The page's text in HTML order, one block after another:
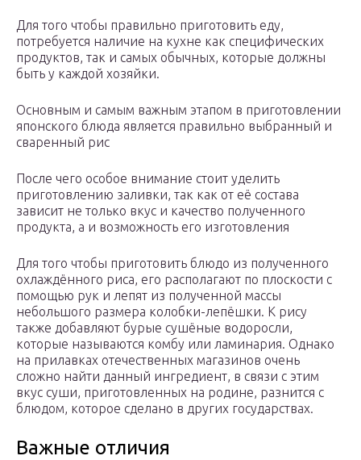
Для того чтобы правильно приготовить еду,
потребуется наличие на кухне как специфических
продуктов, так и самых обычных, которые должны
быть у каждой хозяйки.
Основным и самым важным этапом в приготовлении
японского блюда является правильно выбранный и
сваренный рис
После чего особое внимание стоит уделить
приготовлению заливки, так как от её состава
зависит не только вкус и качество полученного
продукта, а и возможность его изготовления
Для того чтобы приготовить блюдо из полученного
охлаждённого риса, его располагают по плоскости с
помощью рук и лепят из полученной массы
небольшого размера колобки-лепёшки. К рису
также добавляют бурые сушёные водоросли,
которые называются комбу или ламинария. Однако
на прилавках отечественных магазинов очень
сложно найти данный ингредиент, в связи с этим
вкус суши, приготовленных на родине, разнится с
блюдом, которое сделано в других государствах.
Важные отличия